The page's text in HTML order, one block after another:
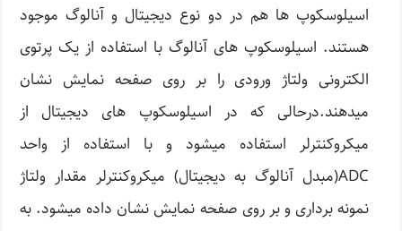
اسیلوسکوپ ها هم در دو نوع دیجیتال و آنالوگ موجود
هستند. اسیلوسکوپ های آنالوگ با استفاده از یک پرتوی
الکترونی ولتاژ ورودی را بر روی صفحه نمایش نشان
میدهند.درحالی که در اسیلوسکوپ های دیجیتال از
میکروکنترلر استفاده میشود و با استفاده از واحد
ADC(مبدل آنالوگ به دیجیتال) میکروکنترلر مقدار ولتاژ
نمونه برداری و بر روی صفحه نمایش نشان داده میشود. به